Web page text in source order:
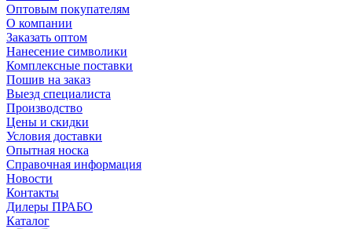
Оптовым покупателям
О компании
Заказать оптом
Нанесение символики
Комплексные поставки
Пошив на заказ
Выезд специалиста
Производство
Цены и скидки
Условия доставки
Опытная носка
Справочная информация
Новости
Контакты
Дилеры ПРАБО
Каталог